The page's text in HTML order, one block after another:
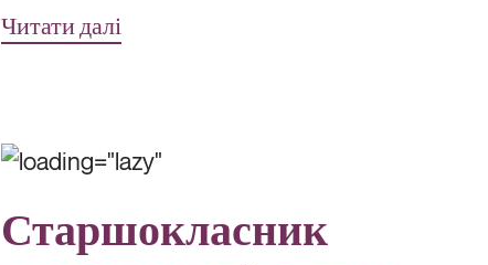
Читати далі
Старшокласник